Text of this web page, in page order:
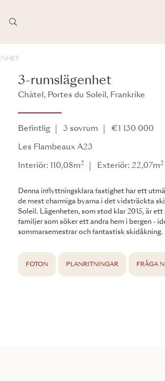
3-rumslägenhet
Châtel, Portes du Soleil, Frankrike
Befintlig 3 sovrum €1 130 000
Les Flambeaux A23
Interiör: 110,08m2 Exteriör: 22,07m2
Denna inflyttningsklara fastighet har ett
de mest charmiga byarna i det vidsträckta
Soleil. Lägenheten, som stod klar 2015, är
familjer som söker ett andra hem i bergen -
sommarsemestrar och fantastisk skidåkning.
FOTON PLANRITNINGAR FRÅGA